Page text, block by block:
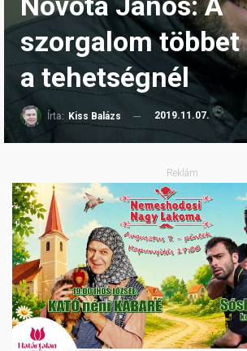
szorgalom
a tehetségnél
Írta: Kiss Balázs 2019.11.07.
Reklám